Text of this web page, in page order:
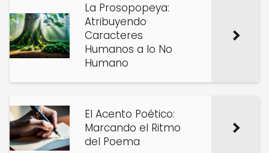
La Prosopopeya:
Atribuyendo
Caracteres
Humanos a lo No
Humano
El Acento Poético:
Marcando el Ritmo
del Poema